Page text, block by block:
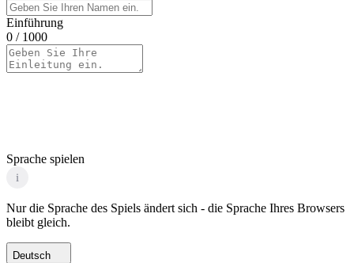
Einführung
0 / 1000
Sprache spielen
i
Nur die Sprache des Spiels ändert sich - die Sprache Ihres Browsers
bleibt gleich.
Deutsch